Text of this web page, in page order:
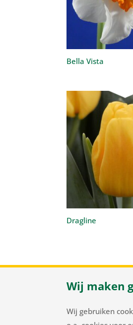
Bella Vista
Dragline
Wij maken
Wij gebruiken